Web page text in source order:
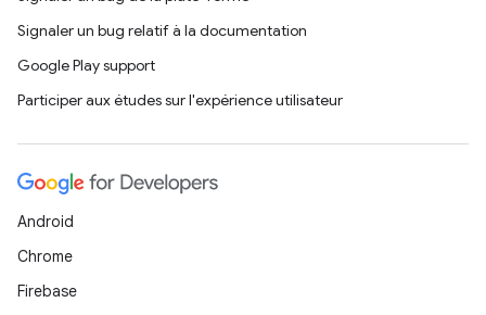
Signaler un bug relatif à la documentation
Google Play support
Participer aux études sur l'expérience utilisateur
Android
Chrome
Firebase